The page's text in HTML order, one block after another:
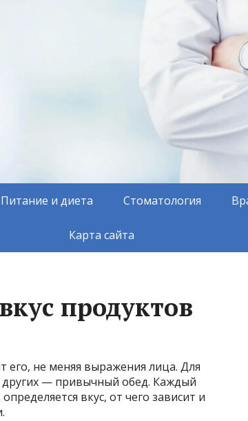
Питание и диета Стоматология
Карта сайта
продуктов
его, не меняя выражения лица. Для
других — привычный обед. Каждый
вкус, от чего зависит и